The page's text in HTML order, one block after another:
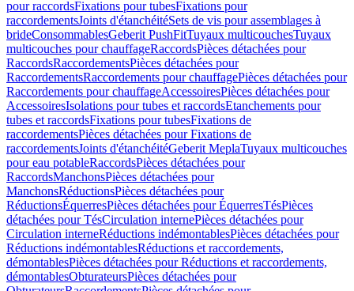
pour raccordsFixations pour tubesFixations pour
raccordementsJoints d'étanchéitéSets de vis pour assemblages à
brideConsommablesGeberit PushFitTuyaux multicouchesTuyaux
multicouches pour chauffageRaccordsPièces détachées pour
RaccordsRaccordementsPièces détachées pour
RaccordementsRaccordements pour chauffagePièces détachées pour
Raccordements pour chauffageAccessoiresPièces détachées pour
AccessoiresIsolations pour tubes et raccordsEtanchements pour
tubes et raccordsFixations pour tubesFixations de
raccordementsPièces détachées pour Fixations de
raccordementsJoints d'étanchéitéGeberit MeplaTuyaux multicouches
pour eau potableRaccordsPièces détachées pour
RaccordsManchonsPièces détachées pour
ManchonsRéductionsPièces détachées pour
RéductionsÉquerresPièces détachées pour ÉquerresTésPièces
détachées pour TésCirculation internePièces détachées pour
Circulation interneRéductions indémontablesPièces détachées pour
Réductions indémontablesRéductions et raccordements,
démontablesPièces détachées pour Réductions et raccordements,
démontablesObturateursPièces détachées pour